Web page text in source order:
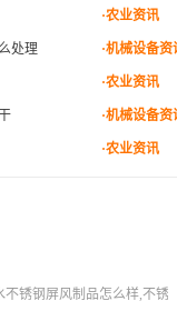
·农业资讯
处理 ·机械设备资
·农业资讯
·机械设备资
·农业资讯
不锈钢屏风制品怎么样,不锈